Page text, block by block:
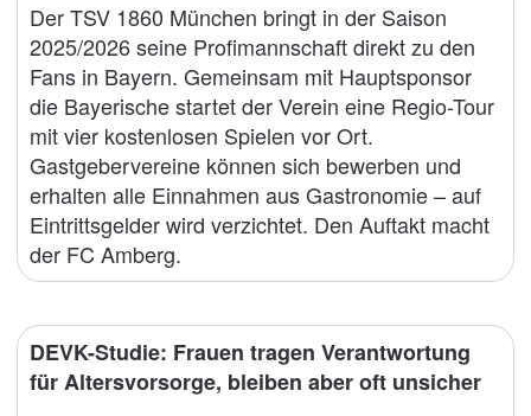
Der TSV 1860 München bringt in der Saison
2025/2026 seine Profimannschaft direkt zu den
Fans in Bayern. Gemeinsam mit Hauptsponsor
die Bayerische startet der Verein eine Regio-Tour
mit vier kostenlosen Spielen vor Ort.
Gastgebervereine können sich bewerben und
erhalten alle Einnahmen aus Gastronomie – auf
Eintrittsgelder wird verzichtet. Den Auftakt macht
der FC Amberg.
DEVK-Studie: Frauen tragen Verantwortung
für Altersvorsorge, bleiben aber oft unsicher